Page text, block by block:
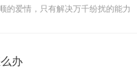
爱情，只有解决万千纷扰的能力
办